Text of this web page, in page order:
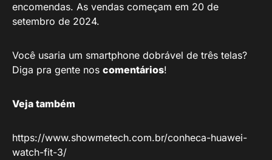
encomendas. As vendas começam em 20 de
setembro de 2024.
Você usaria um smartphone dobrável de três telas?
Diga pra gente nos comentários!
Veja também
https://www.showmetech.com.br/conheca-huawei-
watch-fit-3/